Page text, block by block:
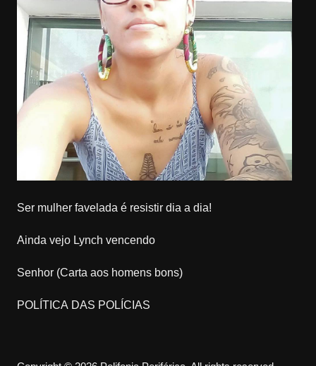
Ser mulher favelada é resistir dia a dia!
Ainda vejo Lynch vencendo
Senhor (Carta aos homens bons)
POLÍTICA DAS POLÍCIAS